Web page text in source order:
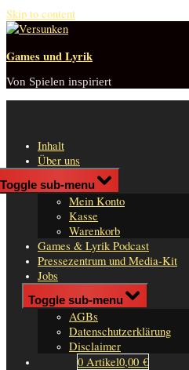
Skip to content
Games und Lyrik
Von Spielen inspiriert
Inhalt
Über uns
Shop
Toggle sub-menu
Mein Konto
Kasse
Warenkorb
Games & Lyrik Podcast
Pressezentrum und Media-Kit
Jobs
Impressum
Toggle sub-menu
AGBs
Datenschutzerklärung
Disclaimer
0 Artikel0,00 €